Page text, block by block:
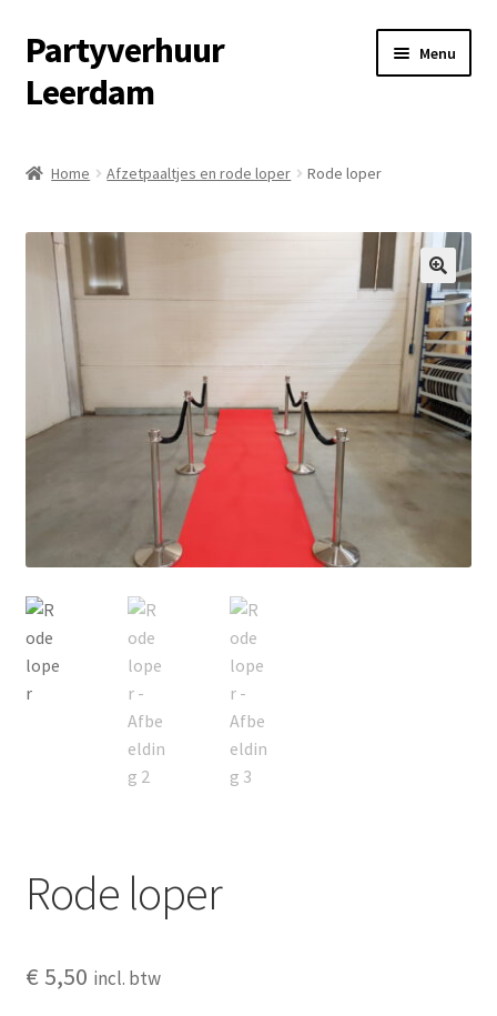
Ga
door
naar
Ga
naar
de
Partyverhuur
Leerdam
Menu
Checkout
Contact
Cookiebeleid (EU)
Fotoalbum
Privacyverklaring
Producten + prijzen
Vacature: Medewerker bezorging & opbouw
Vacature: Parttime medewerker bezorging & opbouw
Home Afzetpaaltjes en rode loper Rode loper
🔍
Rode loper
€ 5,50 incl. btw